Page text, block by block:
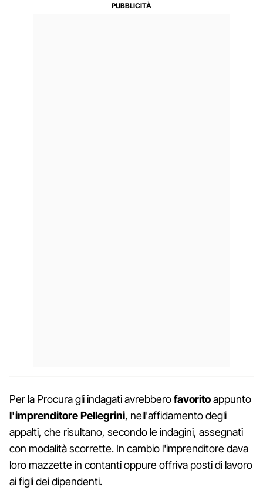
Per la Procura gli indagati avrebberofavoritoappunto
l'imprenditore Pellegrini, nell'affidamento degli
appalti, che risultano, secondo le indagini, assegnati
con modalità scorrette. In cambio l'imprenditore dava
loro mazzette in contanti oppure offriva posti di lavoro
ai figli dei dipendenti.